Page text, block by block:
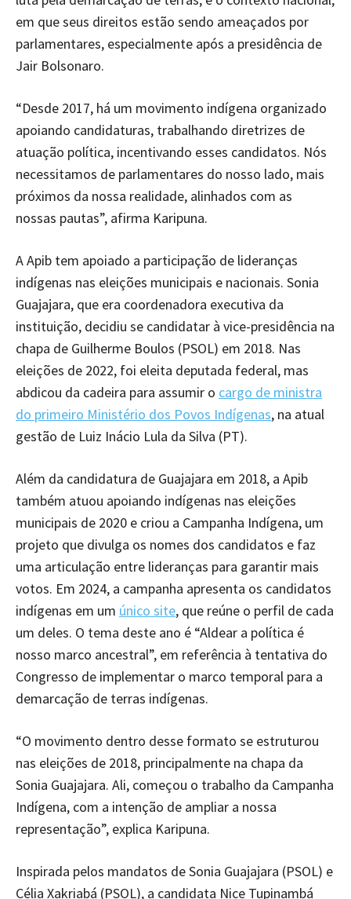
em que seus direitos estão sendo ameaçados por
parlamentares, especialmente após a presidência de
Jair Bolsonaro.
“Desde 2017, há um movimento indígena organizado
apoiando candidaturas, trabalhando diretrizes de
atuação política, incentivando esses candidatos. Nós
necessitamos de parlamentares do nosso lado, mais
próximos da nossa realidade, alinhados com as
nossas pautas”, afirma Karipuna.
A Apib tem apoiado a participação de lideranças
indígenas nas eleições municipais e nacionais. Sonia
Guajajara, que era coordenadora executiva da
instituição, decidiu se candidatar à vice-presidência na
chapa de Guilherme Boulos (PSOL) em 2018. Nas
eleições de 2022, foi eleita deputada federal, mas
abdicou da cadeira para assumir o cargo de ministra
do primeiro Ministério dos Povos Indígenas, na atual
gestão de Luiz Inácio Lula da Silva (PT).
Além da candidatura de Guajajara em 2018, a Apib
também atuou apoiando indígenas nas eleições
municipais de 2020 e criou a Campanha Indígena, um
projeto que divulga os nomes dos candidatos e faz
uma articulação entre lideranças para garantir mais
votos. Em 2024, a campanha apresenta os candidatos
indígenas em um único site, que reúne o perfil de cada
um deles. O tema deste ano é “Aldear a política é
nosso marco ancestral”, em referência à tentativa do
Congresso de implementar o marco temporal para a
demarcação de terras indígenas.
“O movimento dentro desse formato se estruturou
nas eleições de 2018, principalmente na chapa da
Sonia Guajajara. Ali, começou o trabalho da Campanha
Indígena, com a intenção de ampliar a nossa
representação”, explica Karipuna.
Inspirada pelos mandatos de Sonia Guajajara (PSOL) e
Célia Xakriabá (PSOL), a candidata Nice Tupinambá